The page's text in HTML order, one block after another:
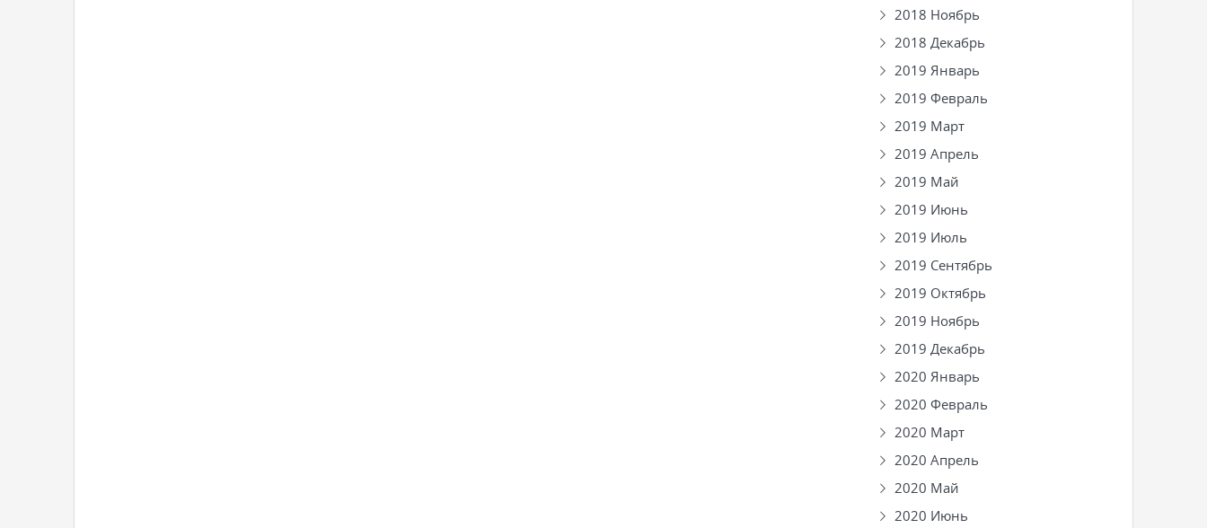
2018 Ноябрь
2018 Декабрь
2019 Январь
2019 Февраль
2019 Март
2019 Апрель
2019 Май
2019 Июнь
2019 Июль
2019 Сентябрь
2019 Октябрь
2019 Ноябрь
2019 Декабрь
2020 Январь
2020 Февраль
2020 Март
2020 Апрель
2020 Май
2020 Июнь